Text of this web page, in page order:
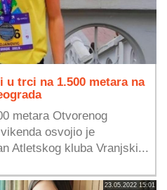
trci na 1.500 metara na
metara Otvorenog
osvojio je
Atletskog kluba Vranjski...
23.05.2022 15:01